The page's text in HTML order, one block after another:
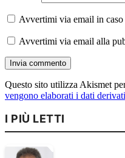
Avvertimi via email in
Avvertimi via email alla
Questo sito utilizza Akismet
vengono elaborati i dati
I PIÙ LETTI